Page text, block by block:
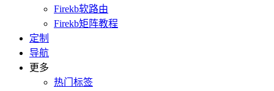
Firekb软路由
Firekb矩阵教程
定制
导航
更多
热门标签